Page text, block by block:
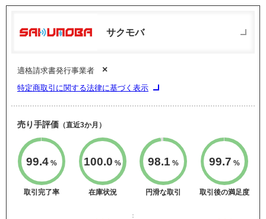
サクモバ
適格請求書発行事業者 ×
特定商取引に関する法律に基づく表示
売り手評価 （直近3か月）
99.4 %
取引完了率
100.0 %
在庫状況
98.1 %
円滑な取引
99.7 %
取引後の満足度